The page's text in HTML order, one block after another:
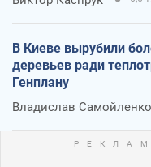
В Киеве вырубили
деревьев ради
Генплану
Владислав Самойленко